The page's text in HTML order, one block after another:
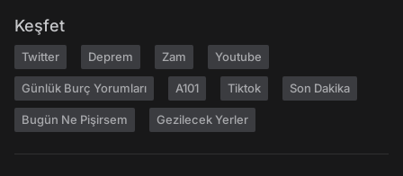
Keşfet
Twitter Deprem Zam Youtube
Günlük Burç Yorumları A101 Tiktok Son Dakika
Bugün Ne Pişirsem Gezilecek Yerler